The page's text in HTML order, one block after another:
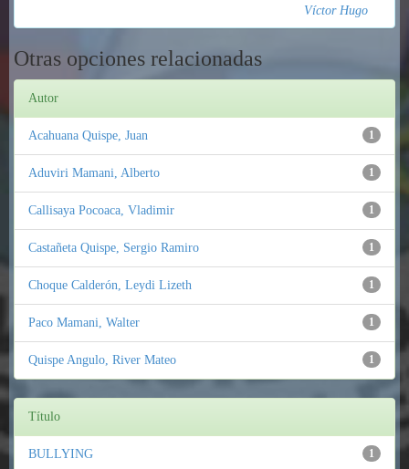
Víctor Hugo
Otras opciones relacionadas
Autor
1
Acahuana Quispe, Juan
1
Aduviri Mamani, Alberto
1
Callisaya Pocoaca, Vladimir
1
Castañeta Quispe, Sergio Ramiro
1
Choque Calderón, Leydi Lizeth
1
Paco Mamani, Walter
1
Quispe Angulo, River Mateo
Título
1
BULLYING